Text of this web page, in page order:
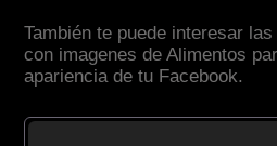
También te puede interesar
con imagenes de Alimentos
apariencia de tu Facebook.